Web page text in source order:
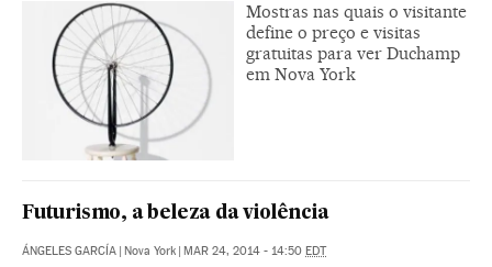
Mostras nas quais o visitante
define o preço e visitas
gratuitas para ver Duchamp
em Nova York
Futurismo, a beleza da violência
ÁNGELES GARCÍA | Nova York | MAR 24, 2014 - 14:50 EDT